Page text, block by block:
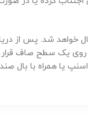
خواهد شد. پس از
روی یک سطح صاف
یا همراه با بال